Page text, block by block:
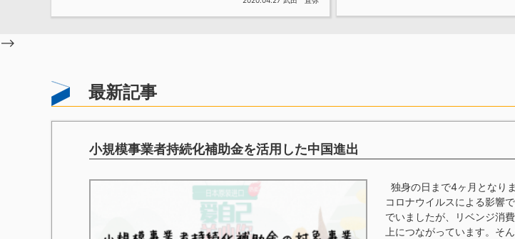
-->
最新記事
小規模事業者持続化補助金を活用した中国進出
独身の日まで4ヶ月となり
コロナウイルスによる影響
でいましたが、リベンジ消
上につながっています。そ